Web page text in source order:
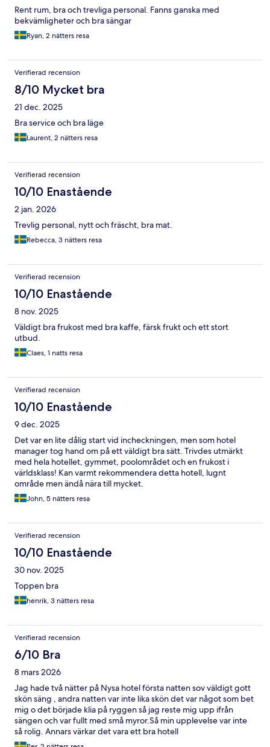
Rent rum, bra och trevliga personal. Fanns ganska med
bekvämligheter och bra sängar
Ryan, 2 nätters resa
Verifierad recension
8/10 Mycket bra
21 dec. 2025
Bra service och bra läge
Laurent, 2 nätters resa
Verifierad recension
10/10 Enastående
2 jan. 2026
Trevlig personal, nytt och fräscht, bra mat.
Rebecca, 3 nätters resa
Verifierad recension
10/10 Enastående
8 nov. 2025
Väldigt bra frukost med bra kaffe, färsk frukt och ett stort
utbud.
Claes, 1 natts resa
Verifierad recension
10/10 Enastående
9 dec. 2025
Det var en lite dålig start vid incheckningen, men som hotel
manager tog hand om på ett väldigt bra sätt. Trivdes utmärkt
med hela hotellet, gymmet, poolområdet och en frukost i
världsklass! Kan varmt rekommendera detta hotell, lugnt
område men ändå nära till mycket.
John, 5 nätters resa
Verifierad recension
10/10 Enastående
30 nov. 2025
Toppen bra
henrik, 3 nätters resa
Verifierad recension
6/10 Bra
8 mars 2026
Jag hade två nätter på Nysa hotel första natten sov väldigt gott
skön säng , andra natten var inte lika skön det var något som bet
mig o det började klia på ryggen så jag reste mig upp ifrån
sängen och var fullt med små myror.Så min upplevelse var inte
så rolig. Annars värkar det vara ett bra hotell